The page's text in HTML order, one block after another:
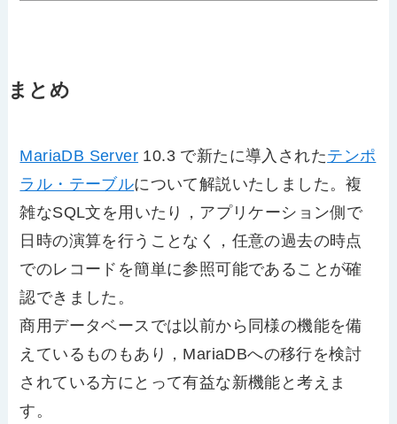
まとめ
MariaDB Server 10.3 で新たに導入されたテンポ
ラル・テーブルについて解説いたしました。複
雑なSQL文を用いたり，アプリケーション側で
日時の演算を行うことなく，任意の過去の時点
でのレコードを簡単に参照可能であることが確
認できました。
商用データベースでは以前から同様の機能を備
えているものもあり，MariaDBへの移行を検討
されている方にとって有益な新機能と考えま
す。